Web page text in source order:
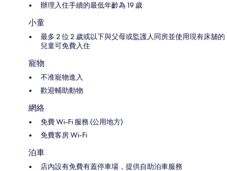
辦理入住手續的最低年齡為 19 歲
小童
最多 2 位 2 歲或以下與父母或監護人同房並使用現有床舖的
兒童可免費入住
寵物
不准寵物進入
歡迎輔助動物
網絡
免費 Wi-Fi 服務 (公用地方)
免費客房 Wi-Fi
泊車
店內設有免費有蓋停車場，提供自助泊車服務